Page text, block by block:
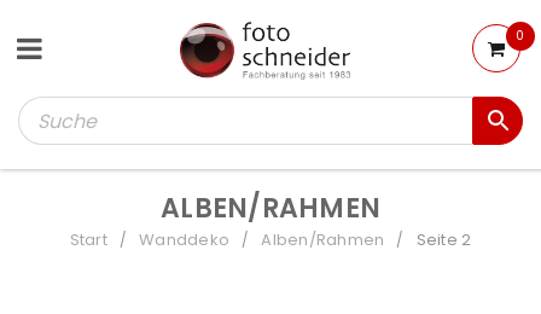
0
ALBEN/RAHMEN
Start / Wanddeko / Alben/Rahmen / Seite 2